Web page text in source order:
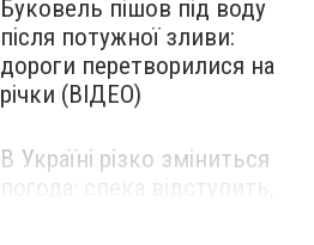
Буковель пішов під воду
після потужної зливи:
дороги перетворилися на
річки (ВІДЕО)
В Україні різко зміниться